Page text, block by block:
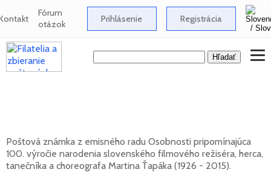
Fórum
otázok Prihlásenie Registrácia
Poštová známka z emisného radu Osobnosti pripomínajúca
100. výročie narodenia slovenského filmového režiséra, herca,
tanečníka a choreografa Martina Ťapáka (1926 - 2015).